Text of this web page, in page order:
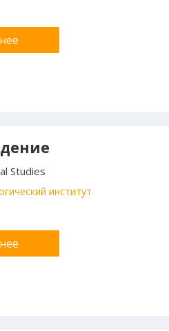
Studies
институт